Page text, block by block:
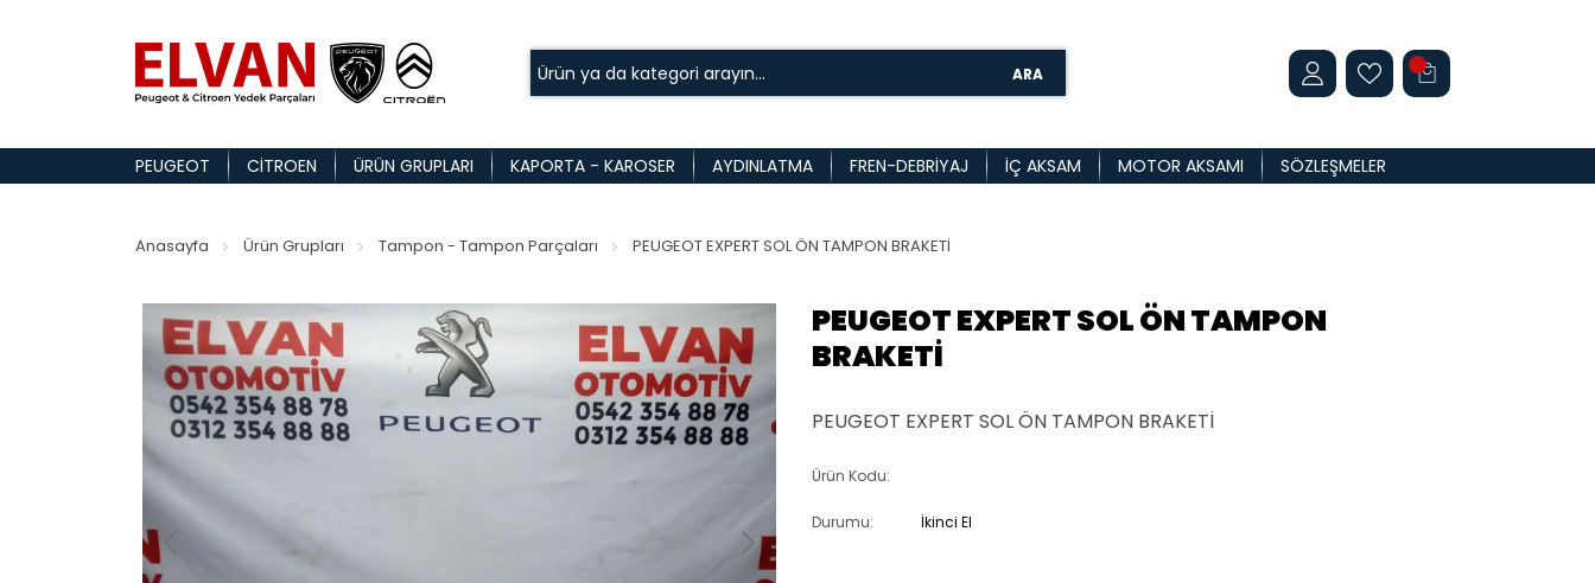
ARA
PEUGEOT CITROEN ÜRÜN GRUPLARI KAPORTA - KAROSER AYDINLATMA FREN-DEBRIYAJ İÇ AKSAM MOTOR AKSAMI SÖZLEŞMELER
Anasayfa Ürün Grupları Tampon - Tampon Parçaları PEUGEOT EXPERT SOL ÖN TAMPON BRAKETİ
PEUGEOT EXPERT SOL ÖN TAMPON
BRAKETİ
PEUGEOT EXPERT SOL ÖN TAMPON BRAKETİ
Ürün Kodu:
Durumu: İkinci El